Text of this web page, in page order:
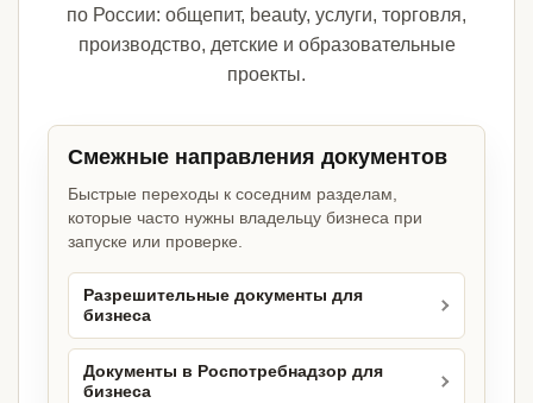
по России: общепит, beauty, услуги, торговля,
производство, детские и образовательные
проекты.
Смежные направления документов
Быстрые переходы к соседним разделам,
которые часто нужны владельцу бизнеса при
запуске или проверке.
Разрешительные документы для
бизнеса
Документы в Роспотребнадзор для
бизнеса